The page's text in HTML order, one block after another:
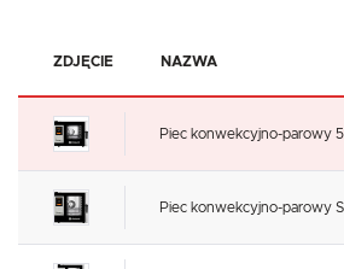
ZDJĘCIE NAZWA
Piec konwekcyjno-parowy
Piec konwekcyjno-parowy